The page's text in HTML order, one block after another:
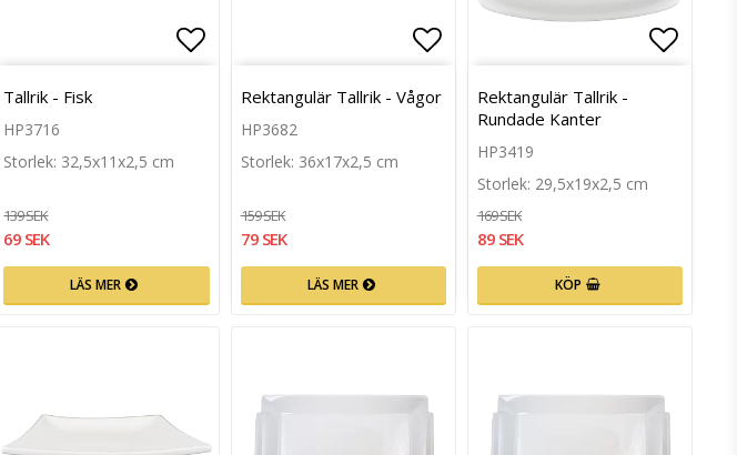
till i favoritlistanLägg till i favoritlistan
Tallrik - Fisk
HP3716
Storlek: 32,5x11x2,5 cm
139 SEK
69 SEK
LÄS MER
Lägg till i favoritlistan
Rektangulär Tallrik - Vågor
HP3682
Storlek: 36x17x2,5 cm
159 SEK
79 SEK
LÄS MER
Rektangulär Tallrik -
Rundade Kanter
HP3419
Storlek: 29,5x19x2,5 cm
169 SEK
89 SEK
KÖP